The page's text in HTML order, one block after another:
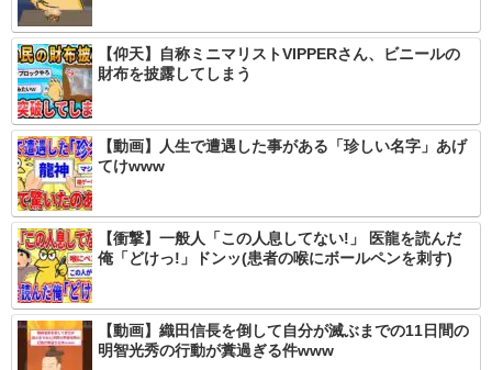
【仰天】自称ミニマリストVIPPERさん、ビニールの
財布を披露してしまう
【動画】人生で遭遇した事がある「珍しい名字」あげ
てけwww
【衝撃】一般人「この人息してない!」 医龍を読んだ
俺「どけっ!」ドンッ(患者の喉にボールペンを刺す)
【動画】織田信長を倒して自分が滅ぶまでの11日間の
明智光秀の行動が糞過ぎる件www